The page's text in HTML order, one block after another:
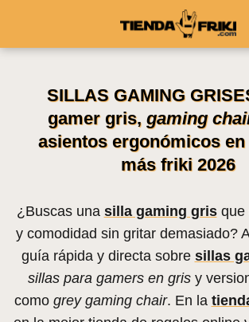
SILLAS GAMING
gamer gris, gaming
asientos ergonómicos en
más friki 2026
¿Buscas una silla gaming grisque
y comodidad sin gritar demasiado?
guía rápida y directa sobre sillas
sillas para gamers en gris y
como grey gaming chair. En la